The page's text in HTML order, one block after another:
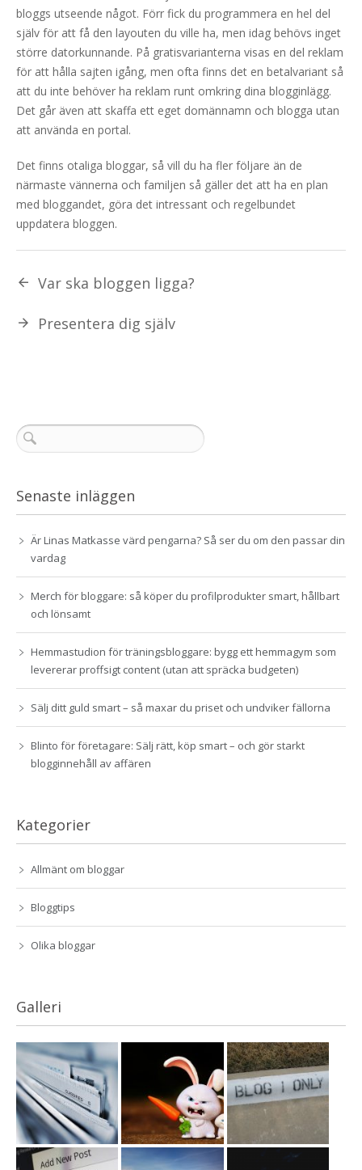
bloggs utseende något. Förr fick du programmera en hel del
själv för att få den layouten du ville ha, men idag behövs inget
större datorkunnande. På gratisvarianterna visas en del reklam
för att hålla sajten igång, men ofta finns det en betalvariant så
att du inte behöver ha reklam runt omkring dina blogginlägg.
Det går även att skaffa ett eget domännamn och blogga utan
att använda en portal.
Det finns otaliga bloggar, så vill du ha fler följare än de
närmaste vännerna och familjen så gäller det att ha en plan
med bloggandet, göra det intressant och regelbundet
uppdatera bloggen.
Var ska bloggen ligga?
Presentera dig själv
Senaste inläggen
Är Linas Matkasse värd pengarna? Så ser du om den passar din
vardag
Merch för bloggare: så köper du profilprodukter smart, hållbart
och lönsamt
Hemmastudion för träningsbloggare: bygg ett hemmagym som
levererar proffsigt content (utan att spräcka budgeten)
Sälj ditt guld smart – så maxar du priset och undviker fällorna
Blinto för företagare: Sälj rätt, köp smart – och gör starkt
blogginnehåll av affären
Kategorier
Allmänt om bloggar
Bloggtips
Olika bloggar
Galleri